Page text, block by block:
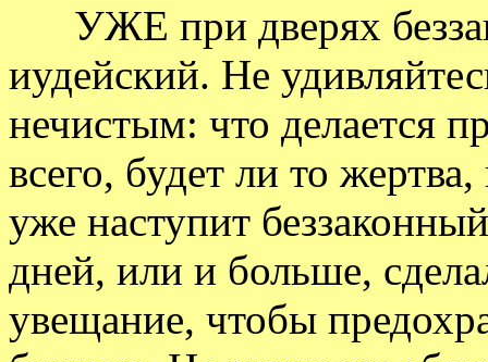
УЖЕ при дверях
иудейский. Не
нечистым: что делается
всего, будет ли то
уже наступит
дней, или и больше,
увещание, чтобы